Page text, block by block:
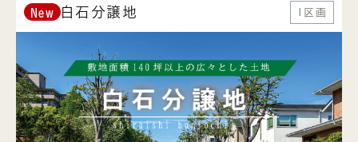
New 白石分譲地 1区画